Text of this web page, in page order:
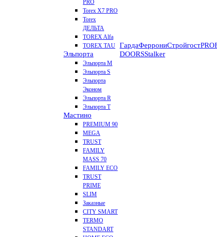
PRO
Torex X7 PRO
Torex
ДЕЛЬТА
TOREX Alfa
TOREX TAU
Эльпорта
Эльпорта M
Эльпорта S
Эльпорта
Эконом
Эльпорта R
Эльпорта Т
Мастино
PREMIUM 90
MEGA
TRUST
FAMILY
MASS 70
FAMILY ECO
TRUST
PRIME
SLIM
Заказные
CITY SMART
TERMO
STANDART
ГардаФеррониСтройгост
DOORSStalker